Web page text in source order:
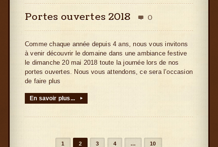
Portes ouvertes 2018  0
Comme chaque année depuis 4 ans, nous vous invitons
à venir découvrir le domaine dans une ambiance festive
le dimanche 20 mai 2018 toute la journée lors de nos
portes ouvertes. Nous vous attendons, ce sera l’occasion
de faire plus
En savoir plus... ▸
1 2 3 4 … 10